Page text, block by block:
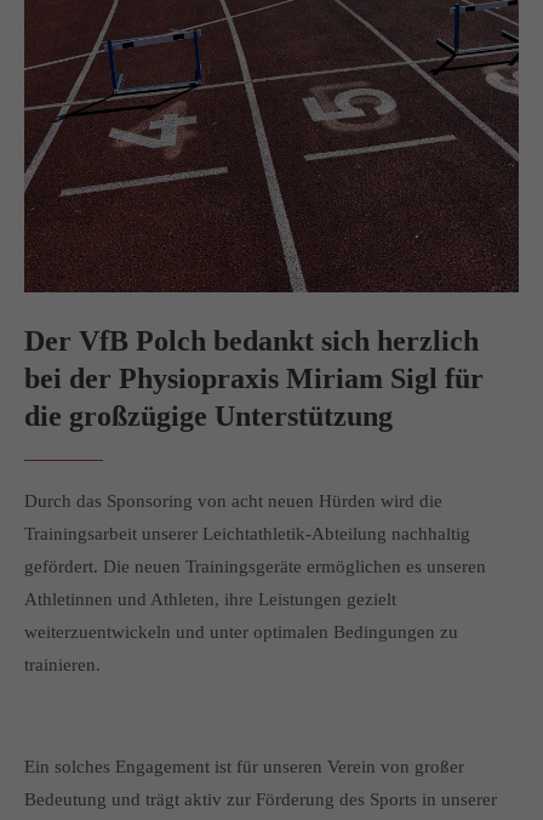
San Francisco, CA 94102
Have any questions?
+44 1234 567 890
Drop us a line
info@yourdomain.com
About us
Aenean commodo ligula eget dolor. Aenean massa. Cum
sociis natoque penatibus et magnis dis parturient montes,
nascetur ridiculus mus. Donec quam felis, ultricies nec.
Der VfB Polch bedankt sich herzlich
bei der Physiopraxis Miriam Sigl für
die großzügige Unterstützung
Durch das Sponsoring von acht neuen Hürden wird die
Trainingsarbeit unserer Leichtathletik-Abteilung nachhaltig
gefördert. Die neuen Trainingsgeräte ermöglichen es unseren
Athletinnen und Athleten, ihre Leistungen gezielt
weiterzuentwickeln und unter optimalen Bedingungen zu
trainieren.
Ein solches Engagement ist für unseren Verein von großer
Bedeutung und trägt aktiv zur Förderung des Sports in unserer